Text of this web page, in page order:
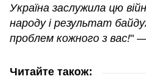
Україна заслужила цю
народу і результат
проблем кожного з вас!" —
Читайте також: